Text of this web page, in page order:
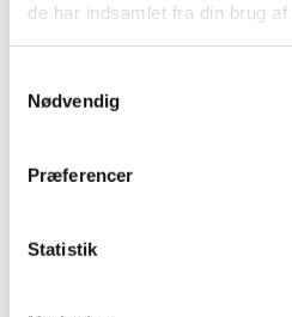
de har indsamlet fra din brug af
Nødvendig
Præferencer
Statistik